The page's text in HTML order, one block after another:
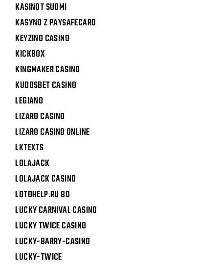
KASINOT SUOMI
KASYNO Z PAYSAFECARD
KEYZINO CASINO
KICKBOX
KINGMAKER CASINO
KUDOSBET CASINO
LEGIANO
LIZARO CASINO
LIZARO CASINO ONLINE
LKTEXTS
LOLAJACK
LOLAJACK CASINO
LOTOHELP.RU 80
LUCKY CARNIVAL CASINO
LUCKY TWICE CASINO
LUCKY-BARRY-CASINO
LUCKY-TWICE